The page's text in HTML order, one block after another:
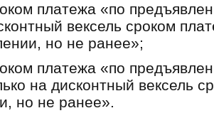
платежа «по
вексель сроком
но не ранее»;
платежа «по
на дисконтный вексель
но не ранее».